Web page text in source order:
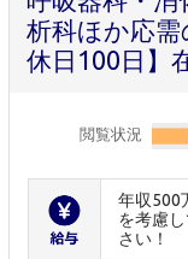
析科ほか応
休日100日】
閲覧状況
年収500
を考慮
さい！